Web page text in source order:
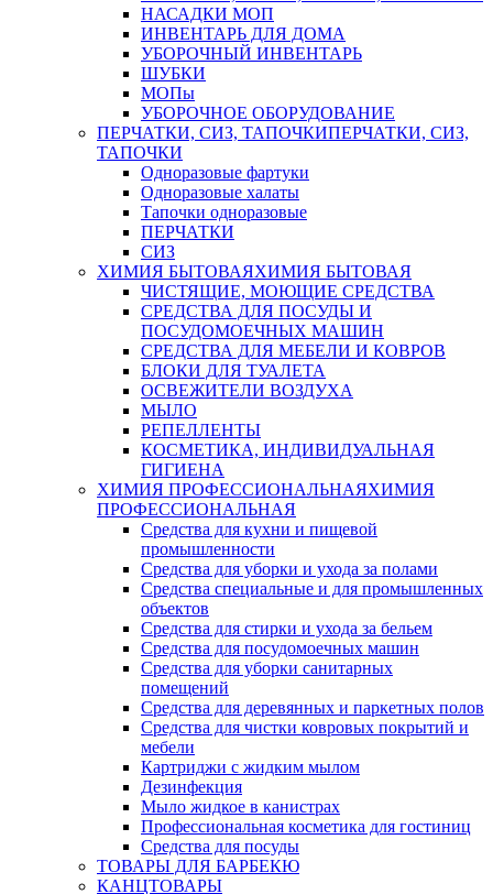
НАСАДКИ МОП
ИНВЕНТАРЬ ДЛЯ ДОМА
УБОРОЧНЫЙ ИНВЕНТАРЬ
ШУБКИ
МОПы
УБОРОЧНОЕ ОБОРУДОВАНИЕ
ПЕРЧАТКИ, СИЗ, ТАПОЧКИПЕРЧАТКИ, СИЗ,
ТАПОЧКИ
Одноразовые фартуки
Одноразовые халаты
Тапочки одноразовые
ПЕРЧАТКИ
СИЗ
ХИМИЯ БЫТОВАЯХИМИЯ БЫТОВАЯ
ЧИСТЯЩИЕ, МОЮЩИЕ СРЕДСТВА
СРЕДСТВА ДЛЯ ПОСУДЫ И
ПОСУДОМОЕЧНЫХ МАШИН
СРЕДСТВА ДЛЯ МЕБЕЛИ И КОВРОВ
БЛОКИ ДЛЯ ТУАЛЕТА
ОСВЕЖИТЕЛИ ВОЗДУХА
МЫЛО
РЕПЕЛЛЕНТЫ
КОСМЕТИКА, ИНДИВИДУАЛЬНАЯ
ГИГИЕНА
ХИМИЯ ПРОФЕССИОНАЛЬНАЯХИМИЯ
ПРОФЕССИОНАЛЬНАЯ
Средства для кухни и пищевой
промышленности
Средства для уборки и ухода за полами
Средства специальные и для промышленных
объектов
Средства для стирки и ухода за бельем
Средства для посудомоечных машин
Средства для уборки санитарных
помещений
Средства для деревянных и паркетных полов
Средства для чистки ковровых покрытий и
мебели
Картриджи с жидким мылом
Дезинфекция
Мыло жидкое в канистрах
Профессиональная косметика для гостиниц
Средства для посуды
ТОВАРЫ ДЛЯ БАРБЕКЮ
КАНЦТОВАРЫ